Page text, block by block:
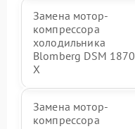
Замена мотор-
компрессора
холодильника
Blomberg DSM 1870
X
Замена мотор-
компрессора